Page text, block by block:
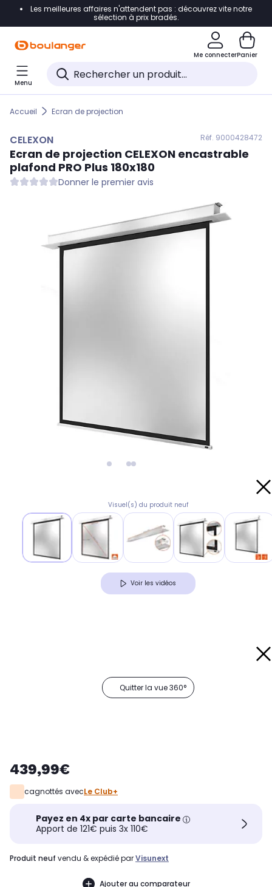
Accéder directement à la navigation
Accéder directement au pied de page
Accéder directement au chatbot
Les meilleures affaires n'attendent pas : découvrez vite notre
sélection à prix bradés.
Me connecterPanier
Menu
Accueil Ecran de projection
CELEXON Réf. 9000428472
Ecran de projection CELEXON encastrable
plafond PRO Plus 180x180
Donner le premier avis
Visuel(s) du produit neuf
Voir les vidéos
Quitter la vue 360°
439,99€
cagnottés avecLe Club+
Payez en 4x par carte bancaire
Apport de 121€ puis 3x 110€
produit neuf vendu & expédié parVisunext
Ajouter au comparateur